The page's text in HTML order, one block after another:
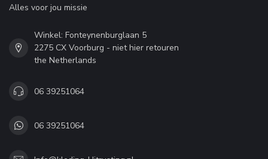
Alles voor jou missie
Winkel: Fonteynenburglaan 5
2275 CX Voorburg - niet hier retouren
the Netherlands
06 39251064
06 39251064